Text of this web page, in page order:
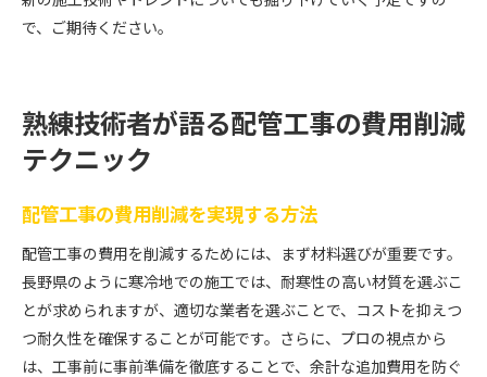
で、ご期待ください。
熟練技術者が語る配管工事の費用削減
テクニック
配管工事の費用削減を実現する方法
配管工事の費用を削減するためには、まず材料選びが重要です。
長野県のように寒冷地での施工では、耐寒性の高い材質を選ぶこ
とが求められますが、適切な業者を選ぶことで、コストを抑えつ
つ耐久性を確保することが可能です。さらに、プロの視点から
は、工事前に事前準備を徹底することで、余計な追加費用を防ぐ